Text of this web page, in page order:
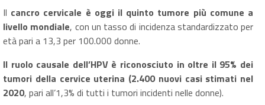
Il cancro cervicale è oggi il quinto tumore più comune a
livello mondiale, con un tasso di incidenza standardizzato per
età pari a 13,3 per 100.000 donne.
Il ruolo causale dell’HPV è riconosciuto in oltre il 95% dei
tumori della cervice uterina (2.400 nuovi casi stimati nel
2020, pari all’1,3% di tutti i tumori incidenti nelle donne).